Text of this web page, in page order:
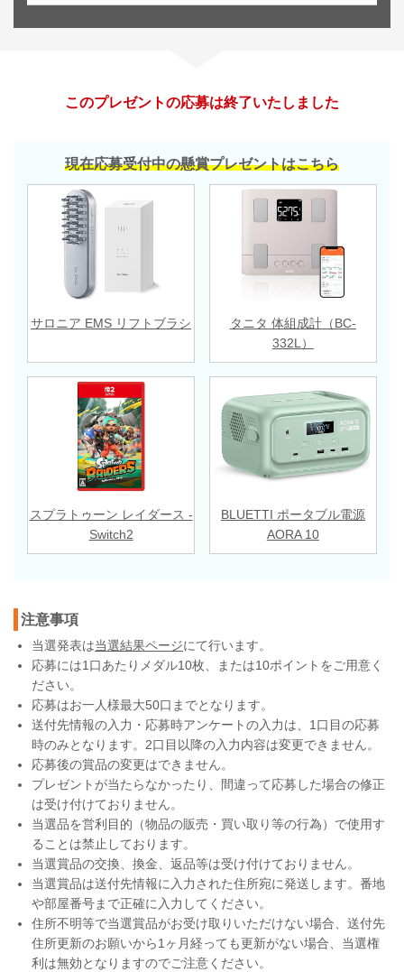
このプレゼントの応募は終了いたしました
現在応募受付中の懸賞プレゼントはこちら
サロニア EMS リフトブラシ
タニタ 体組成計（BC-
332L）
スプラトゥーン レイダース -
Switch2
BLUETTI ポータブル電源
AORA 10
注意事項
当選発表は当選結果ページにて行います。
応募には1口あたりメダル10枚、または10ポイントをご用意く
ださい。
応募はお一人様最大50口までとなります。
送付先情報の入力・応募時アンケートの入力は、1口目の応募
時のみとなります。2口目以降の入力内容は変更できません。
応募後の賞品の変更はできません。
プレゼントが当たらなかったり、間違って応募した場合の修正
は受け付けておりません。
当選品を営利目的（物品の販売・買い取り等の行為）で使用す
ることは禁止しております。
当選賞品の交換、換金、返品等は受け付けておりません。
当選賞品は送付先情報に入力された住所宛に発送します。番地
や部屋番号まで正確に入力してください。
住所不明等で当選賞品がお受け取りいただけない場合、送付先
住所更新のお願いから1ヶ月経っても更新がない場合、当選権
利は無効となりますのでご注意ください。